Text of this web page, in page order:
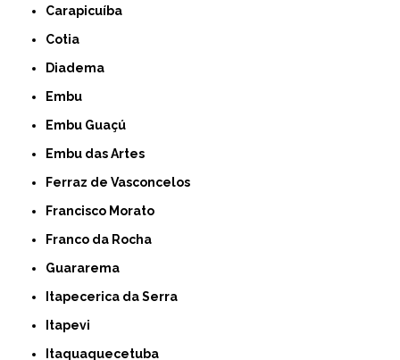
Carapicuíba
Cotia
Diadema
Embu
Embu Guaçú
Embu das Artes
Ferraz de Vasconcelos
Francisco Morato
Franco da Rocha
Guararema
Itapecerica da Serra
Itapevi
Itaquaquecetuba